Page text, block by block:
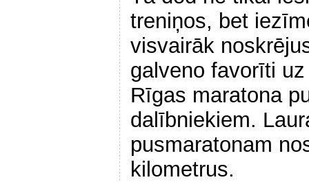
treniņos, bet
visvairāk
galveno favorīti
Rīgas maratona
dalībniekiem.
pusmaratonam
kilometrus.